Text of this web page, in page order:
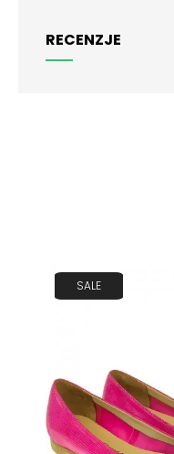
RECENZJE
SALE